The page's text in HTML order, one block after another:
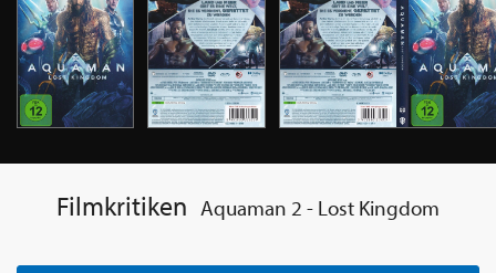
Filmkritiken Aquaman 2 - Lost Kingdom